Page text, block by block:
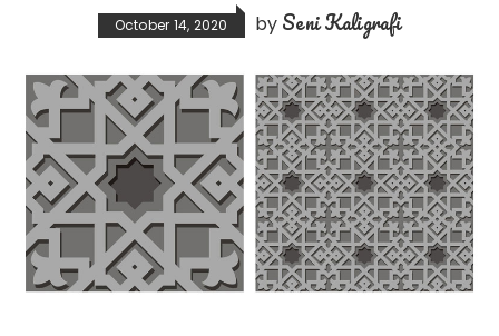
October 14, 2020 by Seni Kaligrafi